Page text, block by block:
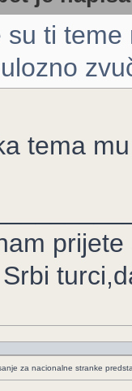
su ti
tema
za nacionalne stranke